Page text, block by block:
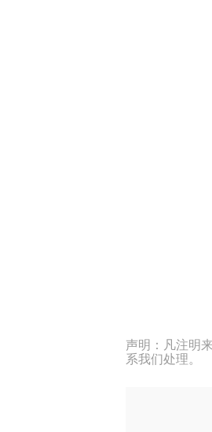
声明：凡注明
系我们处理。